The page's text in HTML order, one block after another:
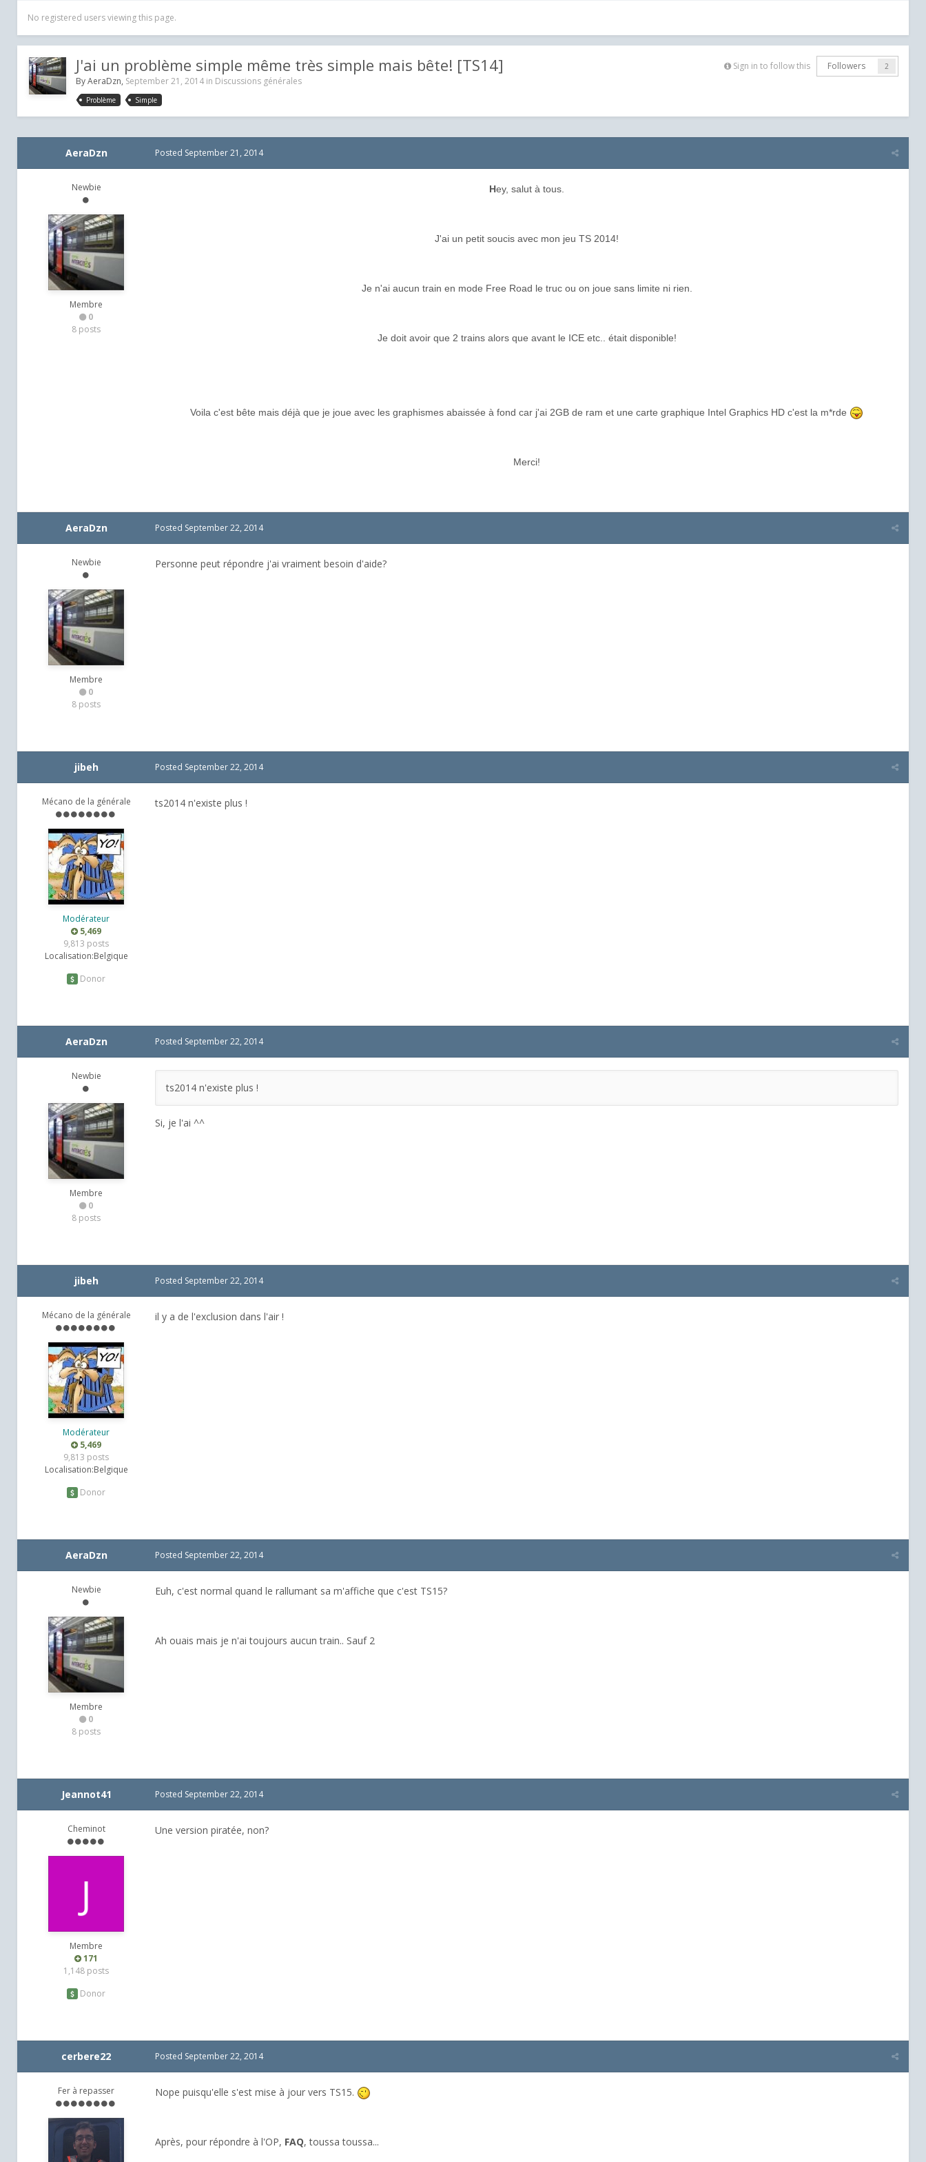
No registered users viewing this page.
Sign in to follow this Followers 2
J'ai un problème simple même très simple mais bête! [TS14]
ByAeraDzn, September 21, 2014 in Discussions générales
Problème Simple
AeraDzn
Newbie
Membre
0
8 posts
Posted September 21, 2014
Hey, salut à tous.
J'ai un petit soucis avec mon jeu TS 2014!
Je n'ai aucun train en mode Free Road le truc ou on joue sans limite ni rien.
Je doit avoir que 2 trains alors que avant le ICE etc.. était disponible!
Voila c'est bête mais déjà que je joue avec les graphismes abaissée à fond car j'ai 2GB de ram et une carte graphique Intel Graphics HD c'est la m*rde
Merci!
AeraDzn
Newbie
Membre
0
8 posts
Posted September 22, 2014
Personne peut répondre j'ai vraiment besoin d'aide?
jibeh
Mécano de la générale
Modérateur
5,469
9,813 posts
Localisation:Belgique
Donor
Posted September 22, 2014
ts2014 n'existe plus !
AeraDzn
Newbie
Membre
0
8 posts
Posted September 22, 2014
ts2014 n'existe plus !
Si, je l'ai ^^
jibeh
Mécano de la générale
Modérateur
5,469
9,813 posts
Localisation:Belgique
Donor
Posted September 22, 2014
il y a de l'exclusion dans l'air !
AeraDzn
Newbie
Membre
0
8 posts
Posted September 22, 2014
Euh, c'est normal quand le rallumant sa m'affiche que c'est TS15?
Ah ouais mais je n'ai toujours aucun train.. Sauf 2
Jeannot41
Cheminot
Membre
171
1,148 posts
Donor
Posted September 22, 2014
Une version piratée, non?
cerbere22
Fer à repasser
Posted September 22, 2014
Nope puisqu'elle s'est mise à jour vers TS15.
Après, pour répondre à l'OP, FAQ, toussa toussa...